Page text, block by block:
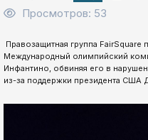
Просмотров: 53
Правозащитная группа FairSquare
Международный олимпийский
Инфантино, обвиняя его в
из-за поддержки президента США